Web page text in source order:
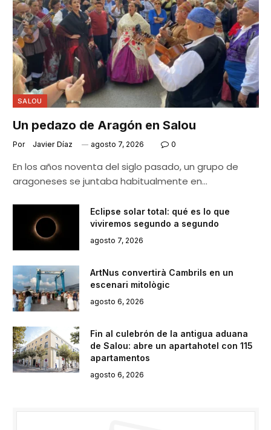
SALOU
Un pedazo de Aragón en Salou
Por Javier Díaz agosto 7, 2026 0
En los años noventa del siglo pasado, un grupo de
aragoneses se juntaba habitualmente en…
Eclipse solar total: qué es lo que
viviremos segundo a segundo
agosto 7, 2026
ArtNus convertirà Cambrils en un
escenari mitològic
agosto 6, 2026
Fin al culebrón de la antigua aduana
de Salou: abre un apartahotel con 115
apartamentos
agosto 6, 2026